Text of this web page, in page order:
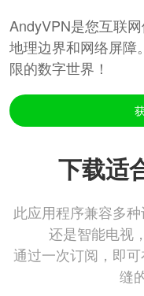
AndyVPN是您互联
地理边界和网络屏障
限的数字世界！
下载适
此应用程序兼容多
还是智能电视
通过一次订阅，即
缝